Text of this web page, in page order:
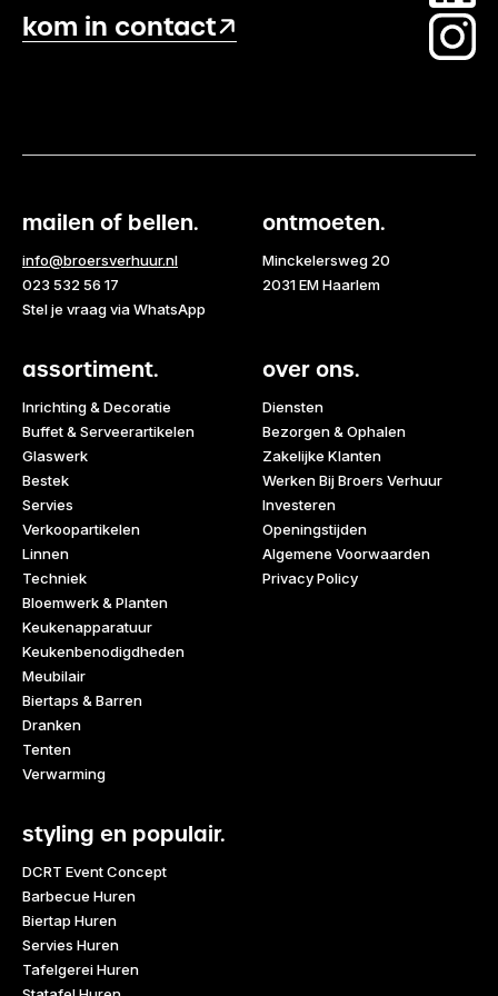
kom in contact
mailen of bellen.
info@broersverhuur.nl
023 532 56 17
Stel je vraag via WhatsApp
ontmoeten.
Minckelersweg 20
2031 EM Haarlem
assortiment.
Inrichting & Decoratie
Buffet & Serveerartikelen
Glaswerk
Bestek
Servies
Verkoopartikelen
Linnen
Techniek
Bloemwerk & Planten
Keukenapparatuur
Keukenbenodigdheden
Meubilair
Biertaps & Barren
Dranken
Tenten
Verwarming
over ons.
Diensten
Bezorgen & Ophalen
Zakelijke Klanten
Werken Bij Broers Verhuur
Investeren
Openingstijden
Algemene Voorwaarden
Privacy Policy
styling en populair.
DCRT Event Concept
Barbecue Huren
Biertap Huren
Servies Huren
Tafelgerei Huren